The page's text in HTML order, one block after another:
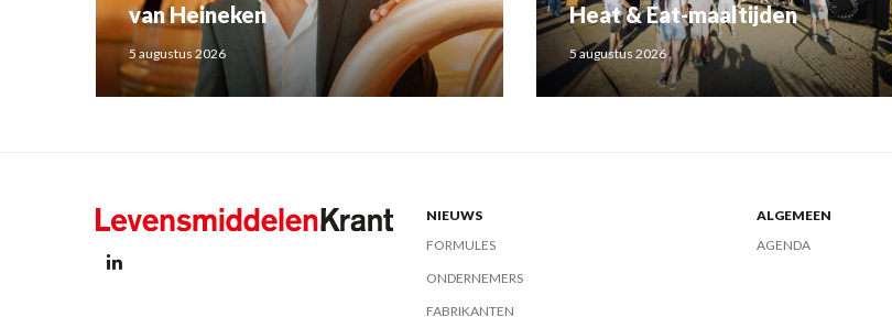
van Heineken
5 augustus 2026
Heat & Eat-maaltijden
5 augustus 2026
NIEUWS
FORMULES
ONDERNEMERS
FABRIKANTEN
ALGEMEEN
AGENDA